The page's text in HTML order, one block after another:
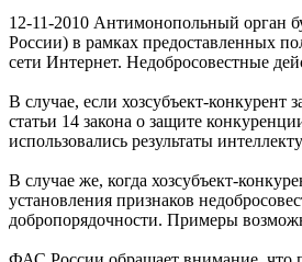
12-11-2010 Антимонопольный орган
России) в рамках предоставленных
сети Интернет. Недобросовестные
В случае, если хозсубъект-
статьи 14 закона о защите
использовались результаты
В случае же, когда хозсубъект-
установления признаков
добропорядочности. Примеры